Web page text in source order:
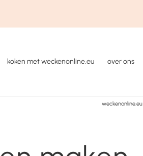
koken met weckenonline.eu over ons
weckenonline.eu